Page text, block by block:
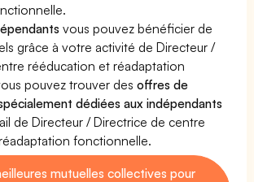
vous pouvez bénéficier de
grâce à votre activité de Directeur /
rééducation et réadaptation
pouvez trouver desoffres de
dédiées aux indépendants
de Directeur / Directrice de centre
fonctionnelle.
mutuelles collectives pour